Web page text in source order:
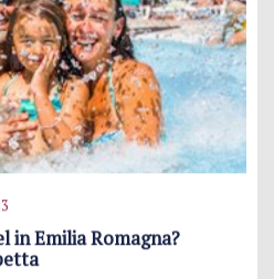
in Emilia Romagna?